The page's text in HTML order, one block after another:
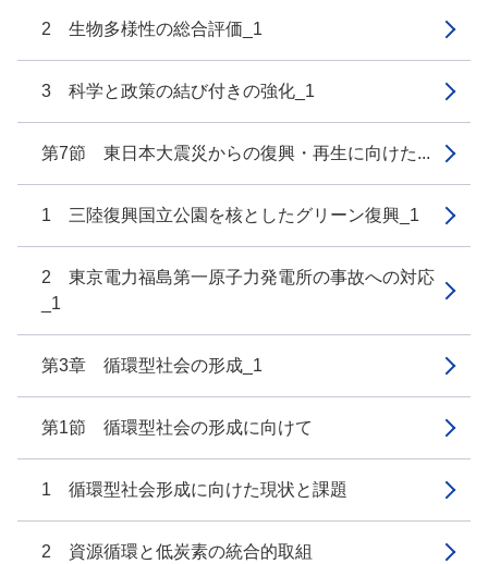
2 生物多様性の総合評価_1
3 科学と政策の結び付きの強化_1
第7節 東日本大震災からの復興・再生に向けた...
1 三陸復興国立公園を核としたグリーン復興_1
2 東京電力福島第一原子力発電所の事故への対応
_1
第3章 循環型社会の形成_1
第1節 循環型社会の形成に向けて
1 循環型社会形成に向けた現状と課題
2 資源循環と低炭素の統合的取組